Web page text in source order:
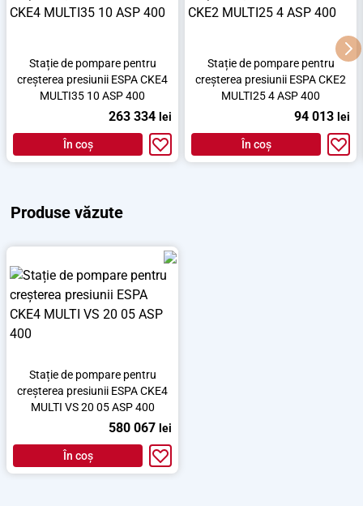
Stație de pompare pentru
creșterea presiunii ESPA CKE4
MULTI35 10 ASP 400
263 334 lei
În coș
Stație de pompare pentru
creșterea presiunii ESPA CKE2
MULTI25 4 ASP 400
94 013 lei
În coș
Produse văzute
Stație de pompare pentru
creșterea presiunii ESPA CKE4
MULTI VS 20 05 ASP 400
580 067 lei
În coș